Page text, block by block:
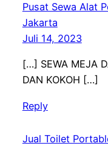
Pusat Sewa Alat
Jakarta
Juli 14, 2023
[…] SEWA MEJA
DAN KOKOH […]
Reply
Jual Toilet